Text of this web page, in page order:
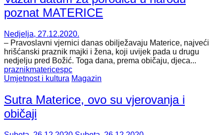
poznat MATERICE
Nedjelja, 27.12.2020.
– Pravoslavni vjernici danas obilježavaju Materice, najveći
hrišćanski praznik majki i žena, koji uvijek pada u drugu
nedjelju pred Božić. Toga dana, prema običaju, djeca...
praznikmatericespc
Umjetnost i kultura Magazin
Sutra Materice, ovo su vjerovanja i
običaji